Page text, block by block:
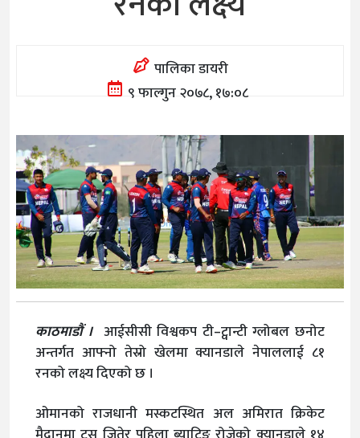
पालिका डायरी
९ फाल्गुन २०७८, १७:०८
काठमाडौं ।आईसीसी विश्वकप टी–ट्वान्टी ग्लोबल छनोट
अन्तर्गत आफ्नो तेस्रो खेलमा क्यानडाले नेपाललाई ८१
रनको लक्ष्य दिएको छ ।
ओमानको राजधानी मस्कटस्थित अल अमिरात क्रिकेट